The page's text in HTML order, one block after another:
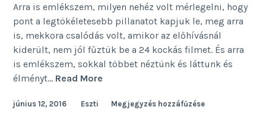
Arra is emlékszem, milyen nehéz volt mérlegelni, hogy
pont a legtökéletesebb pillanatot kapjuk le, meg arra
is, mekkora csalódás volt, amikor az előhívásnál
kiderült, nem jól fűztük be a 24 kockás filmet. És arra
is emlékszem, sokkal többet néztünk és láttunk és
élményt… Read More
hogy
június 12, 2016 Eszti Megjegyzés hozzáfűzése